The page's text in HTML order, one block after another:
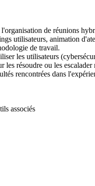
de réunions
utilisateurs, animation
de travail.
les utilisateurs
résoudre ou les escalader
rencontrées dans
associés